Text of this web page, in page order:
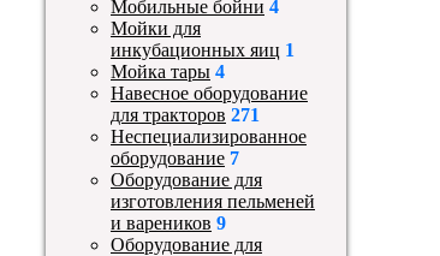
Мобильные бойни 4
Мойки для
инкубационных яиц 1
Мойка тары 4
Навесное оборудование
для тракторов 271
Неспециализированное
оборудование 7
Оборудование для
изготовления пельменей
и вареников 9
Оборудование для